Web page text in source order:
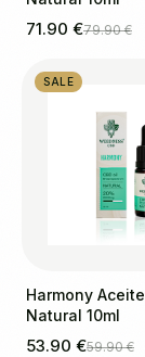
71.90 €79.90 €
SALE
Harmony Aceite
Natural 10ml
53.90 €59.90 €